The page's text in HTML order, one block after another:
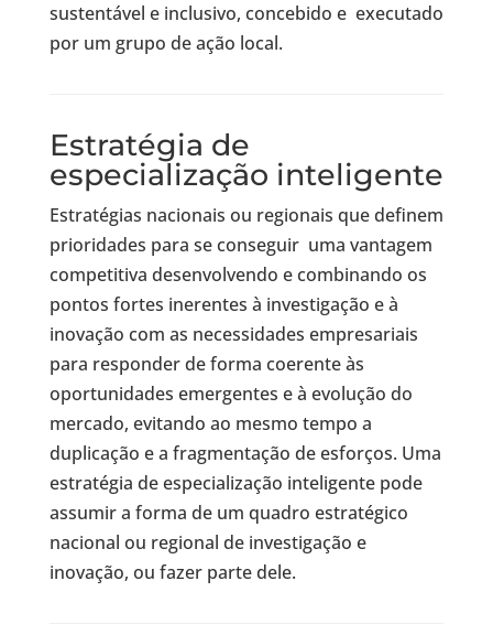
sustentável e inclusivo, concebido e executado
por um grupo de ação local.
Estratégia de
especialização inteligente
Estratégias nacionais ou regionais que definem
prioridades para se conseguir uma vantagem
competitiva desenvolvendo e combinando os
pontos fortes inerentes à investigação e à
inovação com as necessidades empresariais
para responder de forma coerente às
oportunidades emergentes e à evolução do
mercado, evitando ao mesmo tempo a
duplicação e a fragmentação de esforços. Uma
estratégia de especialização inteligente pode
assumir a forma de um quadro estratégico
nacional ou regional de investigação e
inovação, ou fazer parte dele.